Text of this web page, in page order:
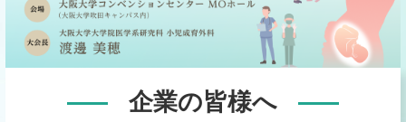
企業の皆様へ